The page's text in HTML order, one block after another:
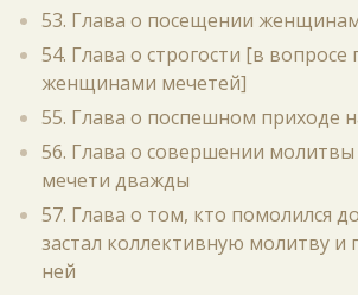
53. Глава о посещении
54. Глава о строгости [в
женщинами мечетей]
55. Глава о поспешном приходе
56. Глава о совершении
мечети дважды
57. Глава о том, кто помолился
застал коллективную молитву и
ней